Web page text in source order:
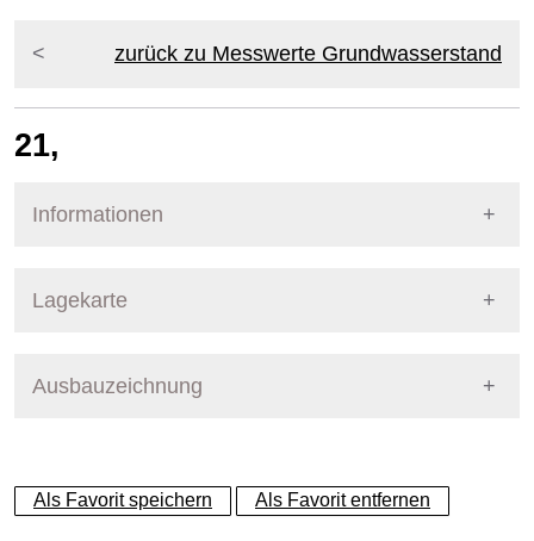
zurück zu Messwerte Grundwasserstand
21,
Informationen
Lagekarte
+
Ausbauzeichnung
Als Favorit speichern Als Favorit entfernen